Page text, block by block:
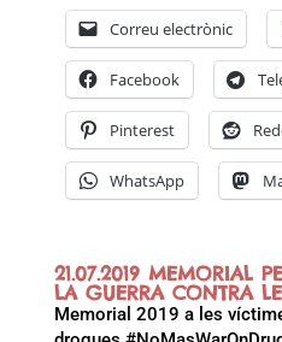
Correu electrònic
Facebook
Pinterest
WhatsApp
21.07.2019 MEMORIAL
LA GUERRA CONTRA
Memorial 2019 a les